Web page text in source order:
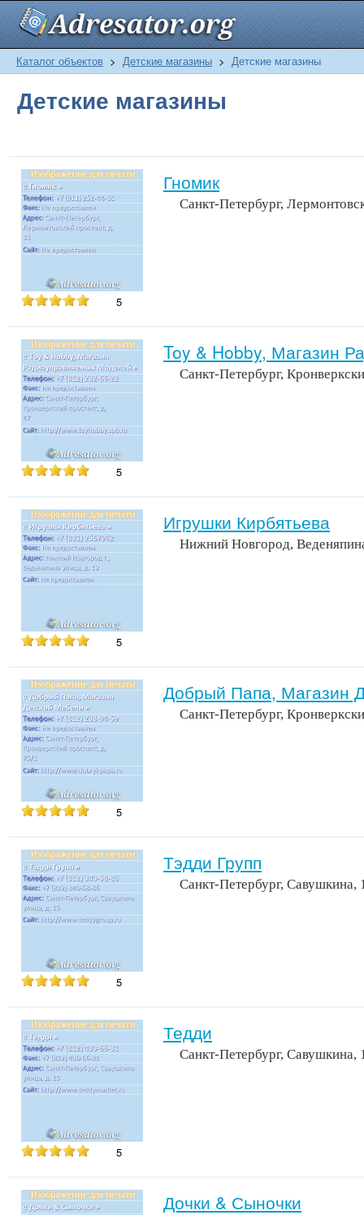
Каталог объектов > Детские магазины > Детские магазины
Детские магазины
5
Гномик
Санкт-Петербург,
5
Toy & Hobby, Магазин
Санкт-Петербург,
5
Игрушки Кирбятьева
Нижний Новгород,
5
Добрый Папа, Магазин
Санкт-Петербург,
5
Тэдди Групп
Санкт-Петербург, Савушкина,
5
Тедди
Санкт-Петербург, Савушкина,
Дочки & Сыночки